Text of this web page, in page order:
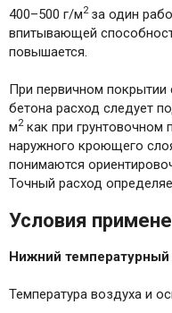
400–500 г/м2 за один
впитывающей
повышается.
При первичном покрытии
бетона расход следует
м2как при грунтовочном
наружного кроющего
понимаются
Точный расход
Условия
Нижний
Температура воздуха и